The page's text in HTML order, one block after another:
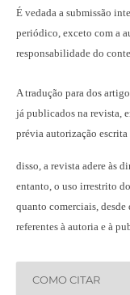
É vedada a submissão
periódico, exceto com a
responsabilidade do
A tradução para dos
já publicados na revista,
prévia autorização
disso, a revista adere às
entanto, o uso irrestrito
quanto comerciais,
referentes à autoria e à
COMO CITAR